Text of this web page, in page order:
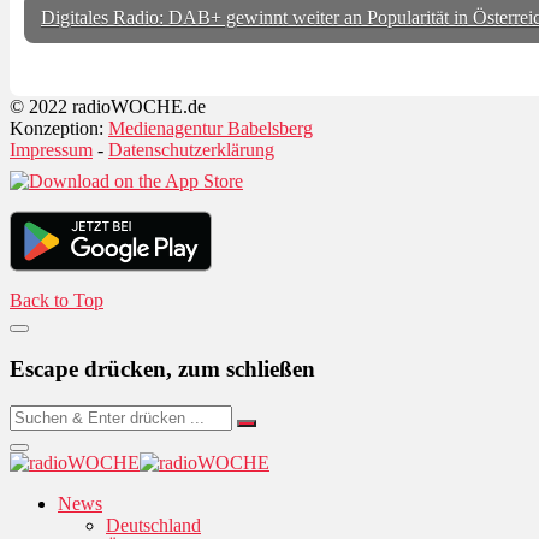
Digitales Radio: DAB+ gewinnt weiter an Popularität in
© 2022 radioWOCHE.de
Konzeption: Medienagentur Babelsberg
Impressum - Datenschutzerklärung
Back to Top
Escape drücken, zum schließen
News
Deutschland